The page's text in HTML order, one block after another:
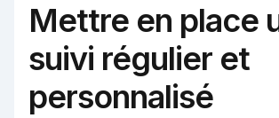
Mettre en place
suivi régulier et
personnalisé